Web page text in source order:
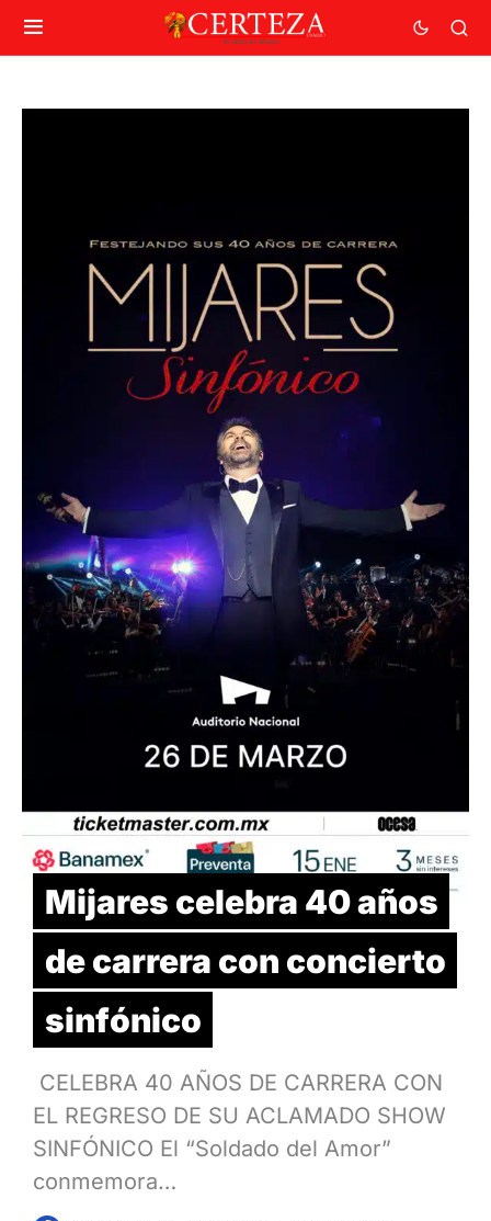
Mijares celebra 40 años
de carrera con concierto
sinfónico
CELEBRA 40 AÑOS DE CARRERA CON
EL REGRESO DE SU ACLAMADO SHOW
SINFÓNICO El “Soldado del Amor”
conmemora…